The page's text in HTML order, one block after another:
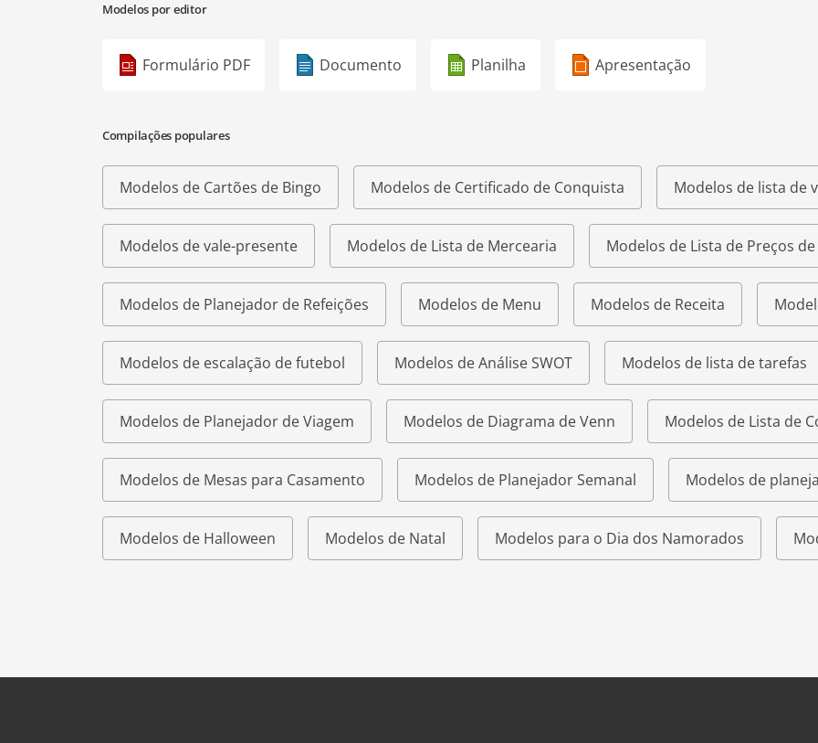
Modelos por editor
Formulário PDF Documento Planilha Apresentação
Compilações populares
Modelos de Cartões de Bingo Modelos de Certificado de Conquista Modelos de lista de
Modelos de vale-presente Modelos de Lista de Mercearia Modelos de Lista de Preços
Modelos de Planejador de Refeições Modelos de Menu Modelos de Receita
Modelos de escalação de futebol Modelos de Análise SWOT Modelos de lista de tarefas
Modelos de Planejador de Viagem Modelos de Diagrama de Venn Modelos de Lista de
Modelos de Mesas para Casamento Modelos de Planejador Semanal Modelos de
Modelos de Halloween Modelos de Natal Modelos para o Dia dos Namorados